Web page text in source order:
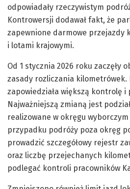
odpowiadały rzeczywistym
Kontrowersji dodawał fakt, że
zapewnione darmowe przejazdy
i lotami krajowymi.
Od 1 stycznia 2026 roku zaczęły
zasady rozliczania kilometrówek.
zapowiedziała większą kontrolę
Najważniejszą zmianą jest
realizowane w okręgu
przypadku podróży poza okręg
prowadzić szczegółowy rejestr
oraz liczbę przejechanych
podlegać kontroli pracowników